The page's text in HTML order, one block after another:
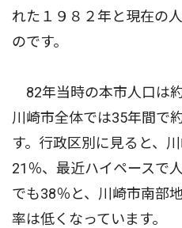
れた１９８２年と現在の
のです。
82年当時の本市人口は
川崎市全体では35年間で
す。行政区別に見ると、
21％、最近ハイペースで
でも38％と、川崎市南部
率は低くなっています。